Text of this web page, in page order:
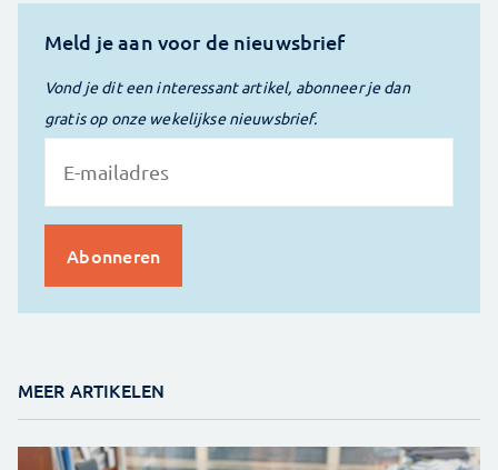
Meld je aan voor de nieuwsbrief
Vond je dit een interessant artikel, abonneer je dan
gratis op onze wekelijkse nieuwsbrief.
MEER ARTIKELEN